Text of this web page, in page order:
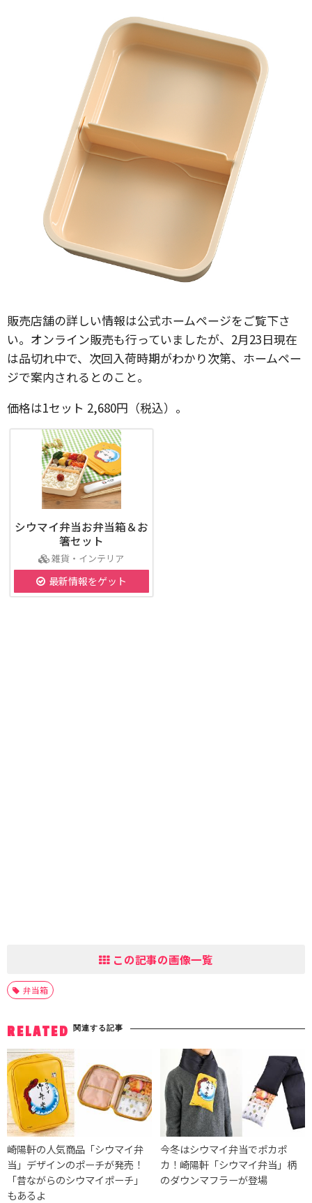
販売店舗の詳しい情報は公式ホームページをご覧下さ
い。オンライン販売も行っていましたが、2月23日現在
は品切れ中で、次回入荷時期がわかり次第、ホームペー
ジで案内されるとのこと。
価格は1セット 2,680円（税込）。
シウマイ弁当お弁当箱＆お
箸セット
雑貨・インテリア
最新情報をゲット
この記事の画像一覧
弁当箱
RELATED 関連する記事
崎陽軒の人気商品「シウマイ弁
当」デザインのポーチが発売！
「昔ながらのシウマイポーチ」
もあるよ
今冬はシウマイ弁当でポカポ
カ！崎陽軒「シウマイ弁当」柄
のダウンマフラーが登場